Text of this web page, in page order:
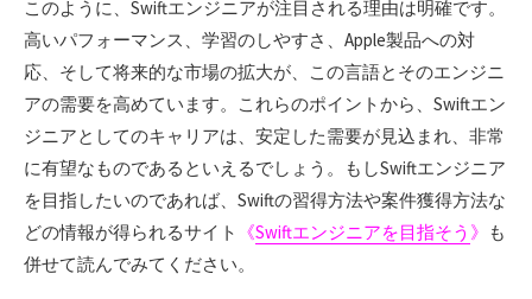
このように、Swiftエンジニアが注目される理由は明確です。
高いパフォーマンス、学習のしやすさ、Apple製品への対
応、そして将来的な市場の拡大が、この言語とそのエンジニ
アの需要を高めています。これらのポイントから、Swiftエン
ジニアとしてのキャリアは、安定した需要が見込まれ、非常
に有望なものであるといえるでしょう。もしSwiftエンジニア
を目指したいのであれば、Swiftの習得方法や案件獲得方法な
どの情報が得られるサイト 《Swiftエンジニアを目指そう 》 も
併せて読んでみてください。